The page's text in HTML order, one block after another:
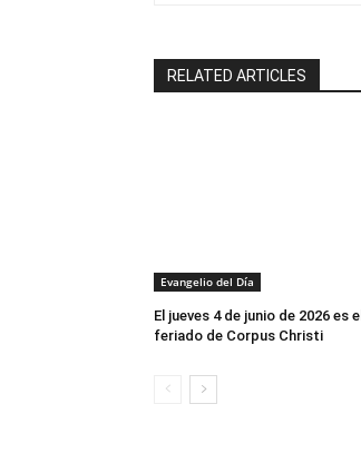
RELATED ARTICLES
Evangelio del Día
El jueves 4 de junio de 2026 es el
feriado de Corpus Christi